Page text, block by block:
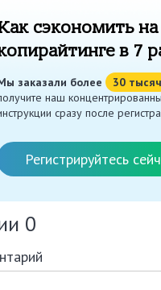
сэкономить на
в 7
заказали более 30 тысяч
наш
сразу после
Регистрируйтесь
0